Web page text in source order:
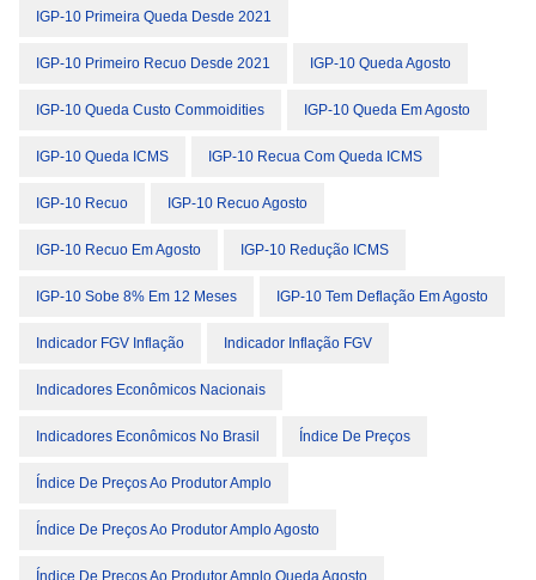
IGP-10 Primeira Queda Desde 2021
IGP-10 Primeiro Recuo Desde 2021 IGP-10 Queda Agosto
IGP-10 Queda Custo Commoidities IGP-10 Queda Em Agosto
IGP-10 Queda ICMS IGP-10 Recua Com Queda ICMS
IGP-10 Recuo IGP-10 Recuo Agosto
IGP-10 Recuo Em Agosto IGP-10 Redução ICMS
IGP-10 Sobe 8% Em 12 Meses IGP-10 Tem Deflação Em Agosto
Indicador FGV Inflação Indicador Inflação FGV
Indicadores Econômicos Nacionais
Indicadores Econômicos No Brasil Índice De Preços
Índice De Preços Ao Produtor Amplo
Índice De Preços Ao Produtor Amplo Agosto
Índice De Preços Ao Produtor Amplo Queda Agosto